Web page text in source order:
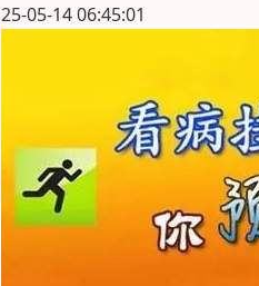
25-05-14 06:45:01